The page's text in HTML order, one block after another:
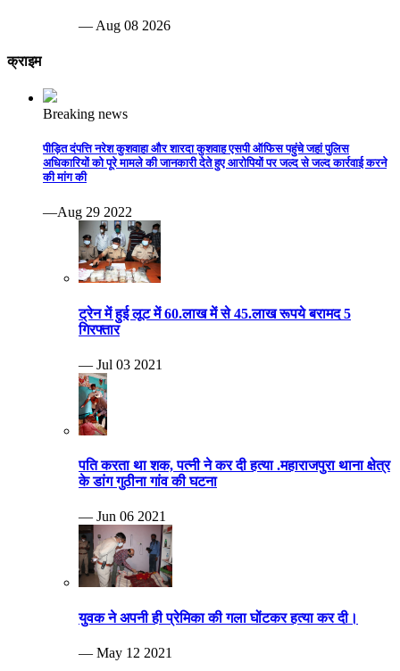
— Aug 08 2026
क्राइम
Breaking news
पीड़ित दंपत्ति नरेश कुशवाहा और शारदा कुशवाह एसपी ऑफिस पहुंचे जहां पुलिस
अधिकारियों को पूरे मामले की जानकारी देते हुए आरोपियों पर जल्द से जल्द कार्रवाई करने
की मांग की
—Aug 29 2022
ट्रेन में हुई लूट में 60.लाख में से 45.लाख रूपये बरामद 5
गिरफ्तार
— Jul 03 2021
पति करता था शक, पत्नी ने कर दी हत्या .महाराजपुरा थाना क्षेत्र
के डांग गुठीना गांव की घटना
— Jun 06 2021
युवक ने अपनी ही प्रेमिका की गला घोंटकर हत्या कर दी।
— May 12 2021